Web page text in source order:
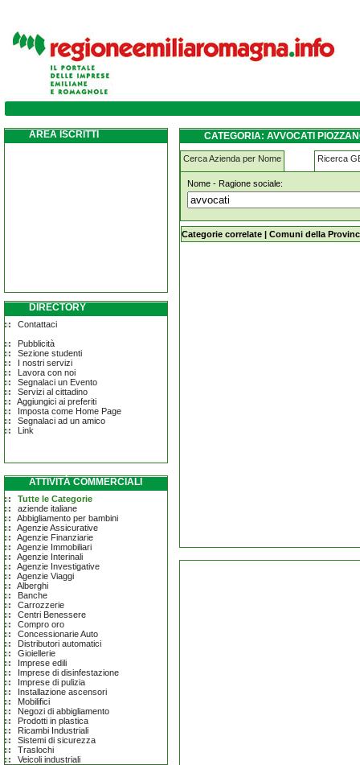
avvocati piozzano
AREA ISCRITTI
DIRECTORY
Contattaci
Pubblicità
Sezione studenti
I nostri servizi
Lavora con noi
Segnalaci un Evento
Servizi al cittadino
Aggiungici ai preferiti
Imposta come Home Page
Segnalaci ad un amico
Link
ATTIVITÀ COMMERCIALI
Tutte le Categorie
aziende italiane
Abbigliamento per bambini
Agenzie Assicurative
Agenzie Finanziarie
Agenzie Immobiliari
Agenzie Interinali
Agenzie Investigative
Agenzie Viaggi
Alberghi
Banche
Carrozzerie
Centri Benessere
Compro oro
Concessionarie Auto
Distributori automatici
Gioiellerie
Imprese edili
Imprese di disinfestazione
Imprese di pulizia
Installazione ascensori
Mobilifici
Negozi di abbigliamento
Prodotti in plastica
Ricambi Industriali
Sistemi di sicurezza
Traslochi
Veicoli industriali
CATEGORIA: AVVOCATI
Cerca Azienda per Nome Ricerca
Nome - Ragione sociale:
avvocati piozzano
Categorie correlate | Comuni della